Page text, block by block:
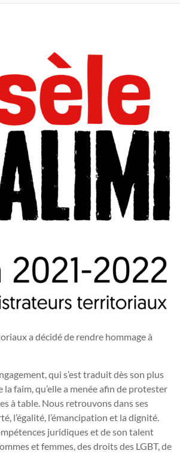
a décidé de rendre hommage à
qui s’est traduit dès son plus
faim, qu’elle a menée afin de protester
à table. Nous retrouvons dans ses
l’égalité, l’émancipation et la dignité.
juridiques et de son talent
et femmes, des droits des LGBT, de